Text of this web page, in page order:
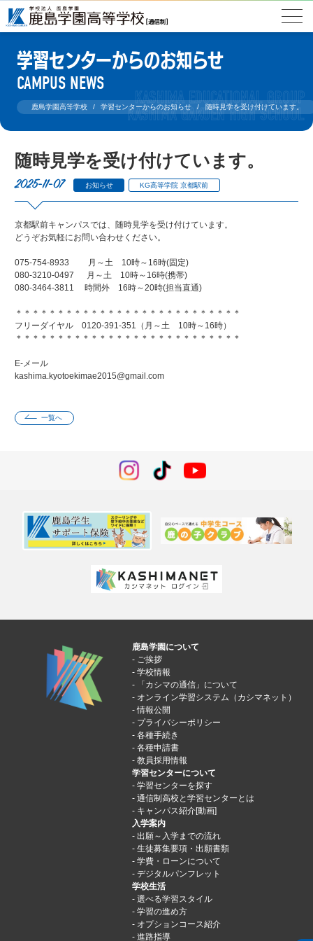
学習センターからのお知らせ
CAMPUS NEWS
鹿島学園高等学校 学習センターからのお知らせ 随時見学を受け付けています。
随時見学を受け付けています。
2025-11-07 お知らせ KG高等学院 京都駅前
京都駅前キャンパスでは、随時見学を受け付けています。
どうぞお気軽にお問い合わせください。
075-754-8933 月～土 10時～16時(固定)
080-3210-0497 月～土 10時～16時(携帯)
080-3464-3811 時間外 16時～20時(担当直通)
＊＊＊＊＊＊＊＊＊＊＊＊＊＊＊＊＊＊＊＊＊＊＊＊＊＊＊
フリーダイヤル 0120-391-351（月～土 10時～16時）
＊＊＊＊＊＊＊＊＊＊＊＊＊＊＊＊＊＊＊＊＊＊＊＊＊＊＊
E-メール
kashima.kyotoekimae2015@gmail.com
一覧へ
鹿島学園について
ご挨拶
学校情報
「カシマの通信」について
オンライン学習システム（カシマネット）
情報公開
プライバシーポリシー
各種手続き
各種申請書
教員採用情報
学習センターについて
学習センターを探す
通信制高校と学習センターとは
キャンパス紹介[動画]
入学案内
出願～入学までの流れ
生徒募集要項・出願書類
学費・ローンについて
デジタルパンフレット
学校生活
選べる学習スタイル
学習の進め方
オプションコース紹介
進路指導